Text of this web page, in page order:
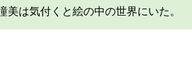
は気付くと絵の中の世界にいた。